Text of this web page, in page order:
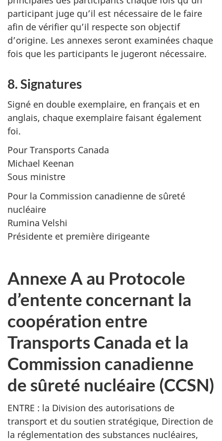
participant juge qu’il est nécessaire de le faire
afin de vérifier qu’il respecte son objectif
d’origine. Les annexes seront examinées chaque
fois que les participants le jugeront nécessaire.
8. Signatures
Signé en double exemplaire, en français et en
anglais, chaque exemplaire faisant également
foi.
Pour Transports Canada
Michael Keenan
Sous ministre
Pour la Commission canadienne de sûreté
nucléaire
Rumina Velshi
Présidente et première dirigeante
Annexe A au Protocole
d’entente concernant la
coopération entre
Transports Canada et la
Commission canadienne
de sûreté nucléaire (CCSN)
ENTRE : la Division des autorisations de
transport et du soutien stratégique, Direction de
la réglementation des substances nucléaires,